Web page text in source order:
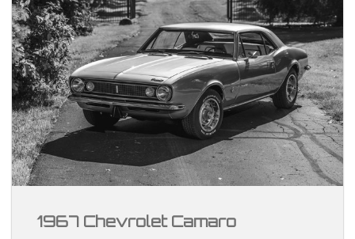
1967 Chevrolet Camaro